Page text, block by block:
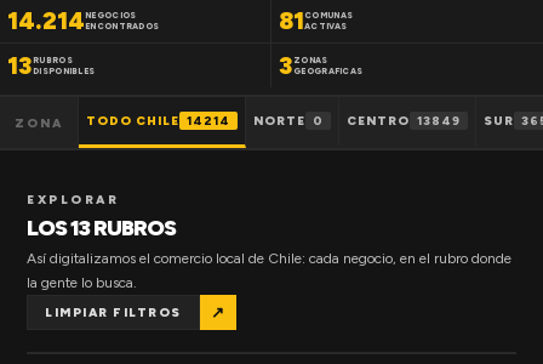
14.214NEGOCIOS
ENCONTRADOS
81 COMUNAS
ACTIVAS
13RUBROS
DISPONIBLES
3 ZONAS
GEOGRAFICAS
ZONA TODO CHILE 14214 NORTE 0 CENTRO 13849 SUR
EXPLORAR
LOS 13 RUBROS
Así digitalizamos el comercio local de Chile: cada negocio, en el rubro donde
la gente lo busca.
LIMPIAR FILTROS ↗